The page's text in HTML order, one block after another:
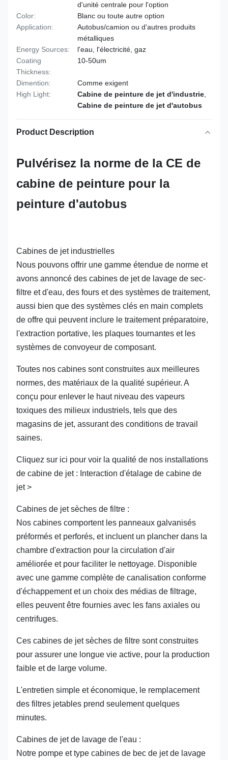
d'unité centrale pour l'option
Color:
Blanc ou toute autre option
Application:
Autobus/camion ou d'autres produits
métalliques
Energy Sources:
l'eau, l'électricité, gaz
Coating
Thickness:
10-50um
Dimention:
Comme exigent
High Light:
Cabine de peinture de jet d'industrie
Cabine de peinture de jet d'autobus
Product Description
Pulvérisez la norme de la CE de
cabine de peinture pour la
peinture d'autobus
Cabines de jet industrielles
Nous pouvons offrir une gamme étendue de norme et
avons annoncé des cabines de jet de lavage de sec-
filtre et d'eau, des fours et des systèmes de traitement,
aussi bien que des systèmes clés en main complets
de offre qui peuvent inclure le traitement préparatoire,
l'extraction portative, les plaques tournantes et les
systèmes de convoyeur de composant.
Toutes nos cabines sont construites aux meilleures
normes, des matériaux de la qualité supérieur. A
conçu pour enlever le haut niveau des vapeurs
toxiques des milieux industriels, tels que des
magasins de jet, assurant des conditions de travail
saines.
Cliquez sur ici pour voir la qualité de nos installations
de cabine de jet : Interaction d'étalage de cabine de
jet >
Cabines de jet sèches de filtre :
Nos cabines comportent les panneaux galvanisés
préformés et perforés, et incluent un plancher dans la
chambre d'extraction pour la circulation d'air
améliorée et pour faciliter le nettoyage. Disponible
avec une gamme complète de canalisation conforme
d'échappement et un choix des médias de filtrage,
elles peuvent être fournies avec les fans axiales ou
centrifuges.
Ces cabines de jet sèches de filtre sont construites
pour assurer une longue vie active, pour la production
faible et de large volume.
L'entretien simple et économique, le remplacement
des filtres jetables prend seulement quelques
minutes.
Cabines de jet de lavage de l'eau :
Notre pompe et type cabines de bec de jet de lavage